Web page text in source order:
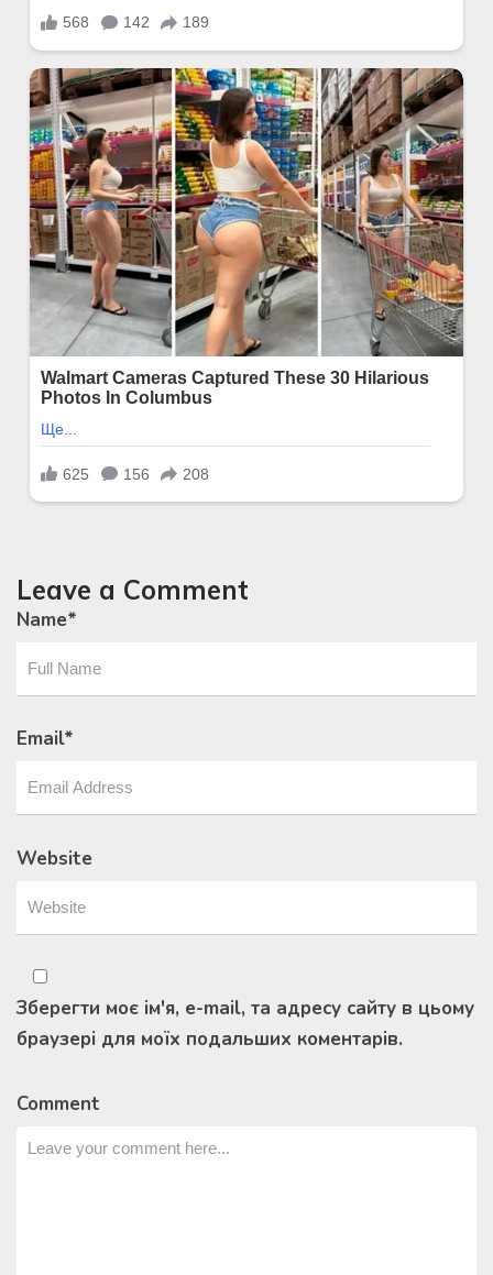
Leave a Comment
Name*
Email*
Website
Зберегти моє ім'я, e-mail, та адресу сайту в цьому
браузері для моїх подальших коментарів.
Comment